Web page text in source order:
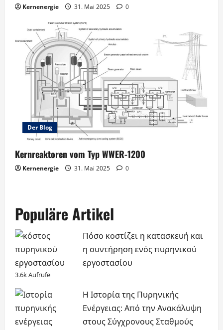
Kernenergie 31. Mai 2025 0
Der Blog
Kernreaktoren vom Typ WWER-1200
Kernenergie 31. Mai 2025 0
Populäre Artikel
Πόσο κοστίζει η κατασκευή και
η συντήρηση ενός πυρηνικού
εργοστασίου
3.6k Aufrufe
Η Ιστορία της Πυρηνικής
Ενέργειας: Από την Ανακάλυψη
στους Σύγχρονους Σταθμούς